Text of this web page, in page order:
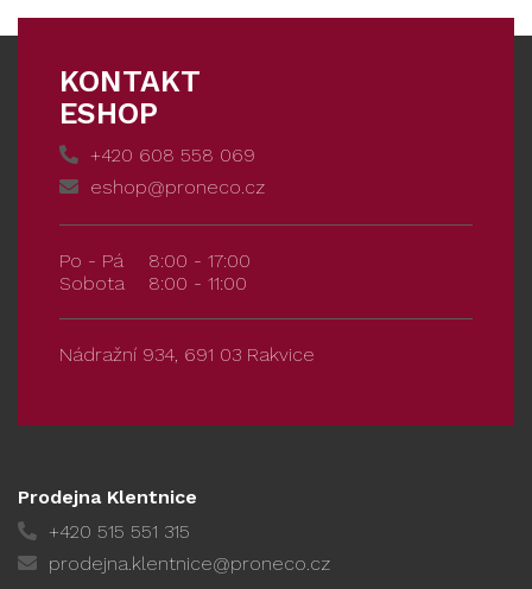
KONTAKT
ESHOP
+420 608 558 069
eshop@proneco.cz
Po - Pá
8:00 - 17:00
Sobota
8:00 - 11:00
Nádražní 934, 691 03 Rakvice
Prodejna Klentnice
+420 515 551 315
prodejna.klentnice@proneco.cz